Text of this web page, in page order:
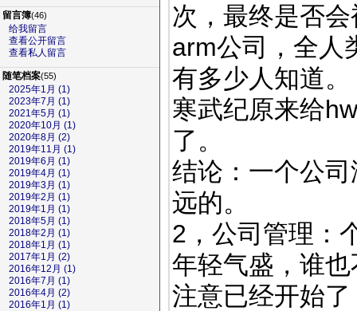
留言簿(46)
给我留言
查看公开留言
查看私人留言
随笔档案(55)
2025年1月 (1)
2023年7月 (1)
2021年5月 (1)
2020年10月 (1)
2020年8月 (2)
2019年11月 (1)
2019年6月 (1)
2019年4月 (1)
2019年3月 (1)
2019年2月 (1)
2019年1月 (1)
2018年5月 (1)
2018年2月 (1)
2018年1月 (1)
2017年1月 (2)
2016年12月 (1)
2016年7月 (1)
2016年4月 (2)
2016年1月 (1)
次，最终是否
arm公司，全人
有多少人知道。
寒武纪原来给
了。
结论：一个公
远的。
2，公司管理：
年轻气盛，谁
注意已经开始